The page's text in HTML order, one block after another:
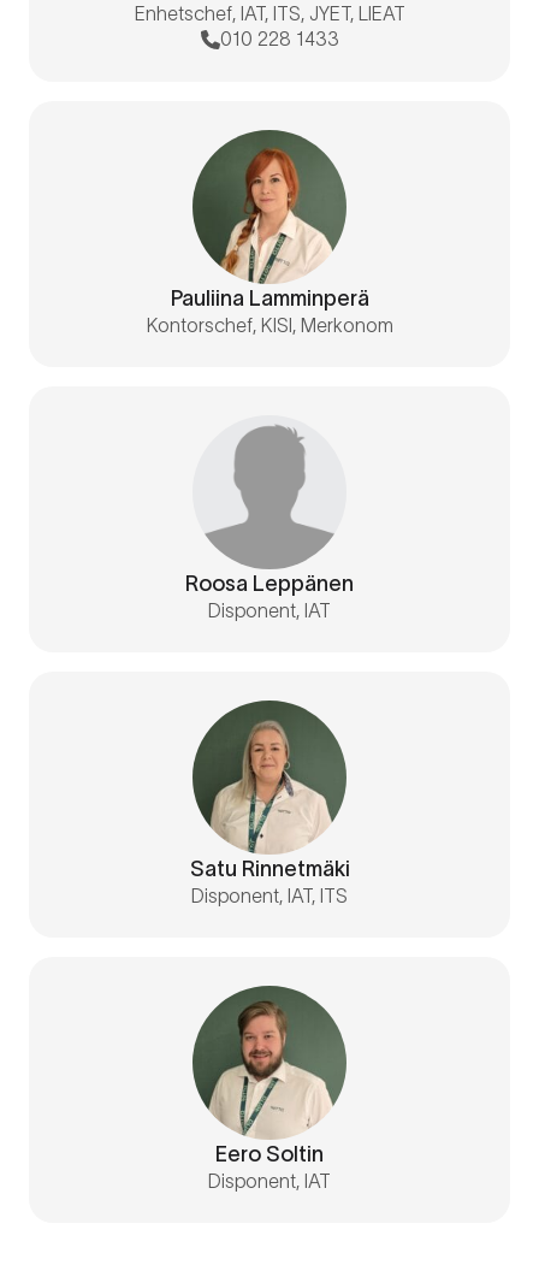
Enhetschef, IAT, ITS, JYET, LIEAT
010 228 1433
Pauliina Lamminperä
Kontorschef, KISI, Merkonom
Roosa Leppänen
Disponent, IAT
Satu Rinnetmäki
Disponent, IAT, ITS
Eero Soltin
Disponent, IAT